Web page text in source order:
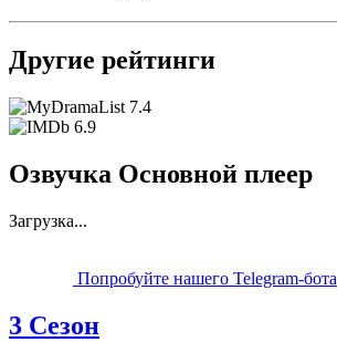
Другие рейтинги
7.4
6.9
Озвучка Основной плеер
Загрузка...
Попробуйте нашего Telegram-бота
3 Сезон